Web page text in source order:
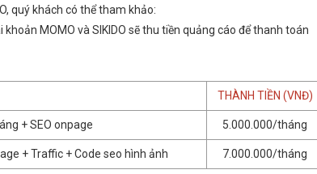
quý khách có thể tham khảo:
MOMO và SIKIDO sẽ thu tiền quảng cáo để thanh toán
THÀNH TIỀN (VNĐ)
+ SEO onpage 5.000.000/tháng
+ Traffic + Code seo hình ảnh 7.000.000/tháng